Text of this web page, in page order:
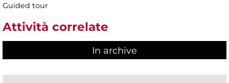
Guided tour
Attività correlate
In archive